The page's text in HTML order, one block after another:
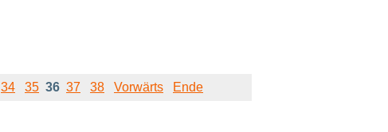
34 35 36 37 38 Vorwärts Ende